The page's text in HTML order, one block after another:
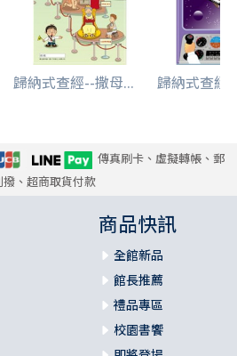
歸納式查經--撒母... 歸納式查經
傳真刷卡、虛擬轉帳、郵
撥、超商取貨付款
商品快訊
全館新品
館長推薦
禮品專區
校園書饗